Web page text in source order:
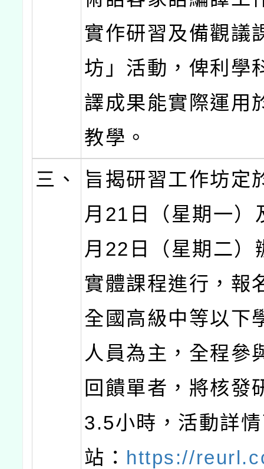
實作研習及備觀議
坊」活動，俾利學
譯成果能實際運用
教學。
三、
旨揭研習工作坊定
月21日（星期一）
月22日（星期二）
實體課程進行，報
全國高級中等以下
人員為主，全程參
回饋單者，將核發
3.5小時，活動詳
站： https://